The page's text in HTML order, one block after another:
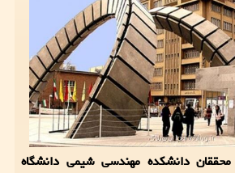
دانشکده مهندسی شیمی دانشگاه